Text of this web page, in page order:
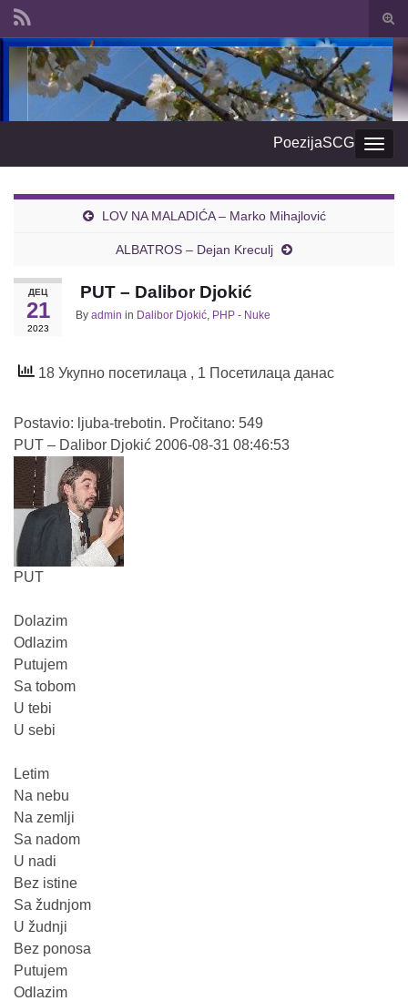
Search for:
PoezijaSCG
LOV NA MALADIĆA – Marko Mihajlović
ALBATROS – Dejan Kreculj
ДЕЦ
21
2023
PUT – Dalibor Djokić
By admin in Dalibor Djokić, PHP - Nuke
18 Укупно посетилаца , 1 Посетилаца данас
Postavio: ljuba-trebotin. Pročitano: 549
PUT – Dalibor Djokić 2006-08-31 08:46:53
PUT
Dolazim
Odlazim
Putujem
Sa tobom
U tebi
U sebi
Letim
Na nebu
Na zemlji
Sa nadom
U nadi
Bez istine
Sa žudnjom
U žudnji
Bez ponosa
Putujem
Odlazim